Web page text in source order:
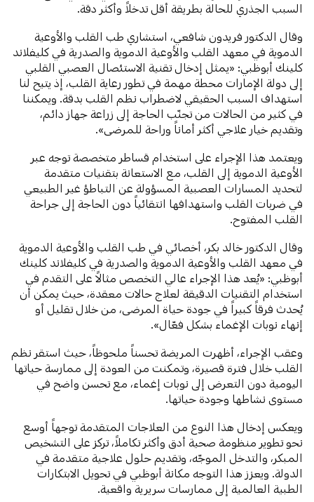
السبب الجذري للحالة بطريقة أقل تدخلاً وأكثر دقة.
وقال الدكتور فريدون شافعي، استشاري طب القلب والأوعية
الدموية في معهد القلب والأوعية الدموية والصدرية في كليفلاند
كلينك أبوظبي: «يمثل إدخال تقنية الاستئصال العصبي القلبي
إلى دولة الإمارات محطة مهمة في تطور رعاية القلب، إذ يتيح لنا
استهداف السبب الحقيقي لاضطراب نظم القلب بدقة. ويمكننا
في كثير من الحالات من تجنّب الحاجة إلى زراعة جهاز دائم،
وتقديم خيار علاجي أكثر أماناً وراحة للمرضى».
ويعتمد هذا الإجراء على استخدام قساطر متخصصة توجه عبر
الأوعية الدموية إلى القلب، مع الاستعانة بتقنيات متقدمة
لتحديد المسارات العصبية المسؤولة عن التباطؤ غير الطبيعي
في ضربات القلب واستهدافها انتقائياً دون الحاجة إلى جراحة
القلب المفتوح.
وقال الدكتور خالد بكر، أخصائي في طب القلب والأوعية الدموية
في معهد القلب والأوعية الدموية والصدرية في كليفلاند كلينك
أبوظبي: «يُعد هذا الإجراء عالي التخصص مثالاً على التقدم في
استخدام التقنيات الدقيقة لعلاج حالات معقدة، حيث يمكن أن
يُحدث فرقاً كبيراً في جودة حياة المرضى، من خلال تقليل أو
إنهاء نوبات الإغماء بشكل فعّال».
وعقب الإجراء، أظهرت المريضة تحسناً ملحوظاً، حيث استقر نظم
القلب خلال فترة قصيرة، وتمكنت من العودة إلى ممارسة حياتها
اليومية دون التعرض إلى نوبات إغماء، مع تحسن واضح في
مستوى نشاطها وجودة حياتها.
ويعكس إدخال هذا النوع من العلاجات المتقدمة توجهاً أوسع
نحو تطوير منظومة صحية أدق وأكثر تكاملاً، تركز على التشخيص
المبكر، والتدخل الموجّه، وتقديم حلول علاجية متقدمة في
الدولة. ويعزز هذا التوجه مكانة أبوظبي في تحويل الابتكارات
الطبية العالمية إلى ممارسات سريرية واقعية.